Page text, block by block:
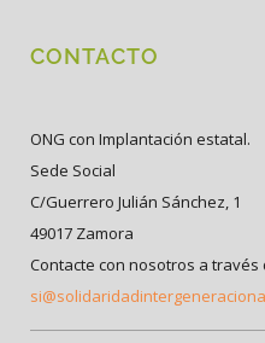
CONTACTO
ONG con Implantación estatal.
Sede Social
C/Guerrero Julián Sánchez, 1
49017 Zamora
Contacte con nosotros a través